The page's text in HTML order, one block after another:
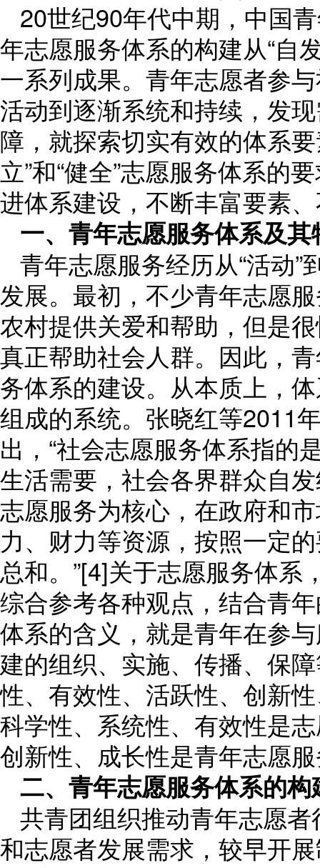
20世纪90年代中期，中国
年志愿服务体系的构建从“自
一系列成果。青年志愿者参
活动到逐渐系统和持续，发
障，就探索切实有效的体系
立”和“健全”志愿服务体系的
进体系建设，不断丰富要素
一、青年志愿服务体系及其
青年志愿服务经历从“活动”
发展。最初，不少青年志愿
农村提供关爱和帮助，但是
真正帮助社会人群。因此，
务体系的建设。从本质上，
组成的系统。张晓红等2011
出，“社会志愿服务体系指的
生活需要，社会各界群众自
志愿服务为核心，在政府和
力、财力等资源，按照一定
总和。”[4]关于志愿服务体系
综合参考各种观点，结合青
体系的含义，就是青年在参
建的组织、实施、传播、保
性、有效性、活跃性、创新
科学性、系统性、有效性是
创新性、成长性是青年志愿
二、青年志愿服务体系的构
共青团组织推动青年志愿
和志愿者发展需求，较早开